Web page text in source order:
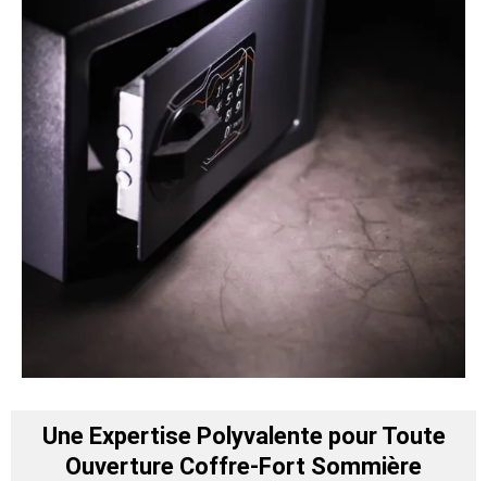
Une Expertise Polyvalente pour Toute
Ouverture Coffre-Fort Sommière